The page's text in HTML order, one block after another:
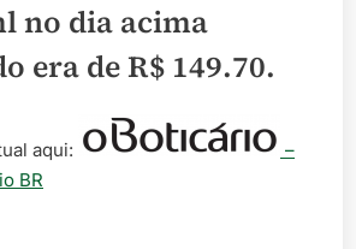
no dia acima
era deR$ 149.70.
aqui:
–
BR